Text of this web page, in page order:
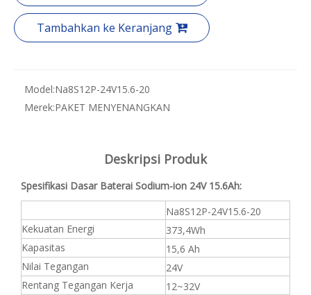
Tambahkan ke Keranjang
Model:Na8S12P-24V15.6-20
Merek:PAKET MENYENANGKAN
Deskripsi Produk
Spesifikasi Dasar Baterai Sodium-ion 24V 15.6Ah:
Na8S12P-24V15.6-20
Kekuatan Energi
373,4Wh
Kapasitas
15,6 Ah
Nilai Tegangan
24V
Rentang Tegangan Kerja
12~32V